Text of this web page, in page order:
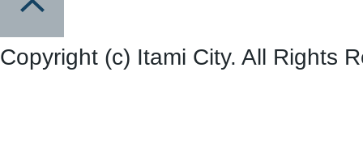
Copyright (c) Itami City. All Rights